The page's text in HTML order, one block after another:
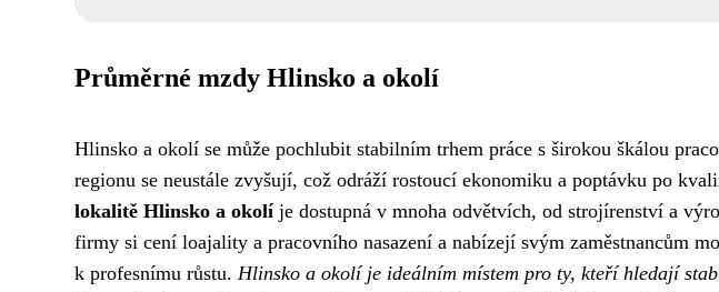
Průměrné mzdy Hlinsko a okolí
Hlinsko a okolí se může pochlubit stabilním trhem práce s širokou škálou
regionu se neustále zvyšují, což odráží rostoucí ekonomiku a poptávku po
lokalitě Hlinsko a okolíje dostupná v mnoha odvětvích, od strojírenství a
firmy si cení loajality a pracovního nasazení a nabízejí svým zaměstnancům
k profesnímu růstu. Hlinsko a okolí je ideálním místem pro ty, kteří hledají